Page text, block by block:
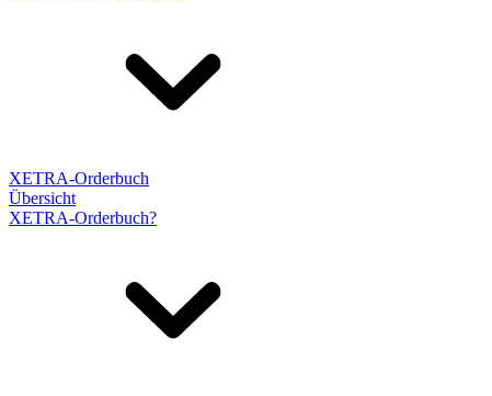
XETRA-Orderbuch
Übersicht
XETRA-Orderbuch?